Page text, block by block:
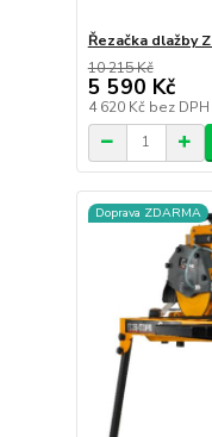
Řezačka dlažby
10 215 Kč
5 590 Kč
4 620 Kč bez DPH
Doprava ZDARMA